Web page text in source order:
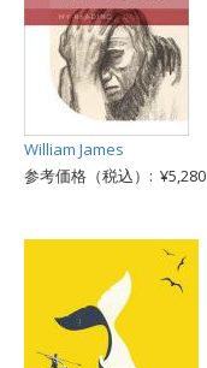
William James
参考価格（税込）: ¥5,280